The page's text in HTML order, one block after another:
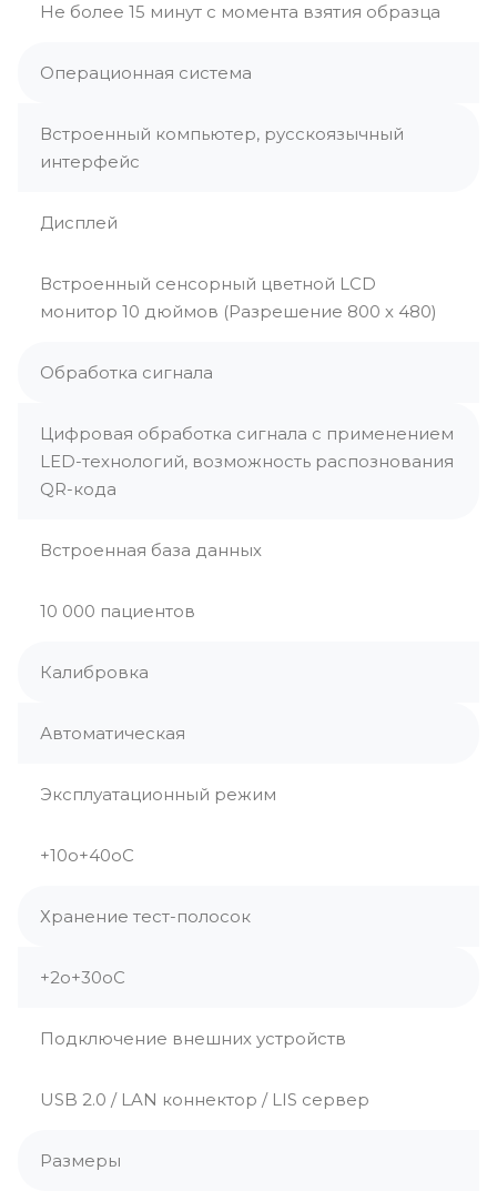
Не более 15 минут с момента взятия образца
Операционная система
Встроенный компьютер, русскоязычный
интерфейс
Дисплей
Встроенный сенсорный цветной LCD
монитор 10 дюймов (Разрешение 800 х 480)
Обработка сигнала
Цифровая обработка сигнала с применением
LED-технологий, возможность распознования
QR-кода
Встроенная база данных
10 000 пациентов
Калибровка
Автоматическая
Эксплуатационный режим
+10о+40оС
Хранение тест-полосок
+2о+30оС
Подключение внешних устройств
USB 2.0 / LAN коннектор / LIS сервер
Размеры